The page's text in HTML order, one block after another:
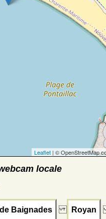
Leaflet | © OpenStreetMap
locale
Baignades Royan